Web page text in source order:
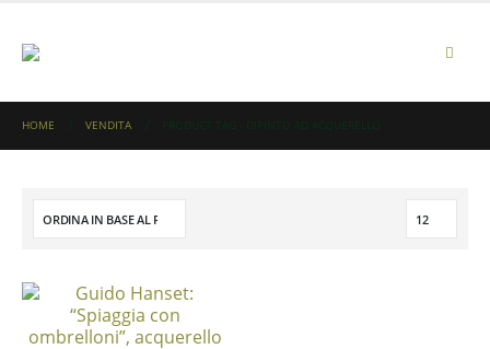
HOME VENDITA PRODUCT TAG - DIPINTO AD ACQUERELLO